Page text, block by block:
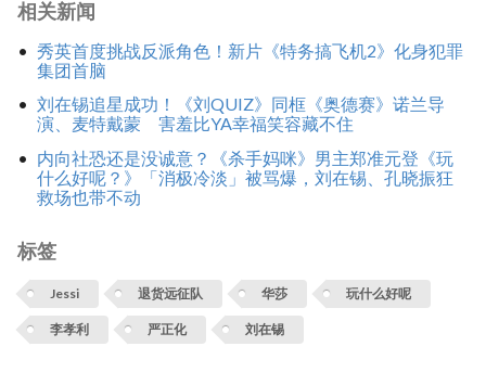
相关新闻
秀英首度挑战反派角色！新片《特务搞飞机2》化身犯罪
集团首脑
刘在锡追星成功！《刘QUIZ》同框《奥德赛》诺兰导
演、麦特戴蒙 害羞比YA幸福笑容藏不住
内向社恐还是没诚意？《杀手妈咪》男主郑准元登《玩
什么好呢？》「消极冷淡」被骂爆，刘在锡、孔晓振狂
救场也带不动
标签
Jessi 退货远征队 华莎 玩什么好呢
李孝利 严正化 刘在锡